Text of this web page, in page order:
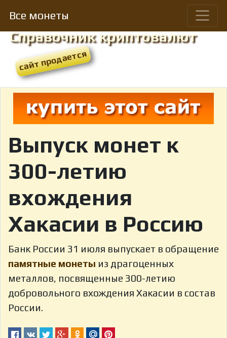
Все монеты
Справочник криптовалют
Выпуск монет к
300-летию
вхождения
Хакасии в Россию
Банк России 31 июля выпускает в обращение
памятные монеты из драгоценных
металлов, посвященные 300-летию
добровольного вхождения Хакасии в состав
России.